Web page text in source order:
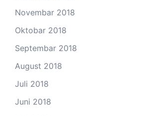
Novembar 2018
Oktobar 2018
Septembar 2018
August 2018
Juli 2018
Juni 2018